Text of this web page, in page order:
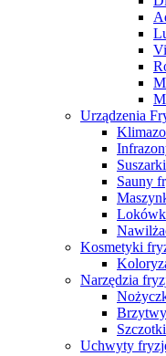
Urządzenia
Suszarki
Sauny
Kosmetyki
Narzędzia
Brzytwy
Uchwyty